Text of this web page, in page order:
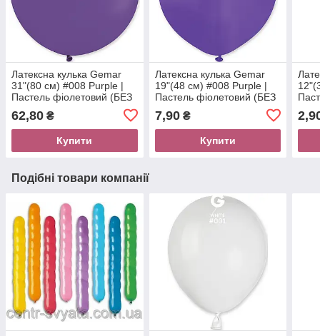
Латексна кулька Gemar
31"(80 см) #008 Purple |
Пастель фіолетовий (БЕЗ
62,80 ₴
Купити
Латексна кулька Gemar
19"(48 см) #008 Purple |
Пастель фіолетовий (БЕЗ
7,90₴
Купити
Подібні товари компанії